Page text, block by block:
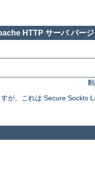
HTTP サーバ バー
が、これは Secure Sockts